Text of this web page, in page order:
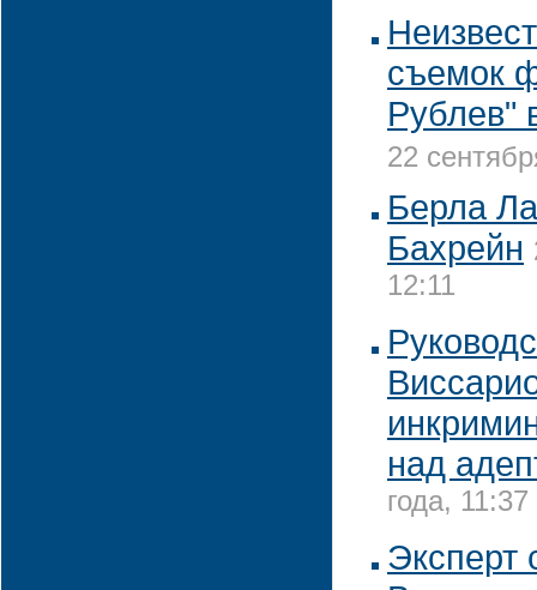
съемок
Рублев"
22
Берла
Бахрейн
12:11
над
года, 11:37
Эксперт